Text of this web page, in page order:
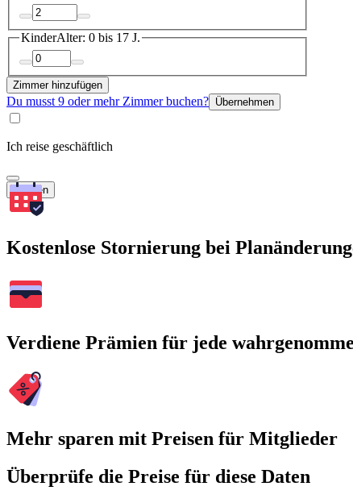
KinderAlter: 0 bis 17 J.
Zimmer hinzufügen
Du musst 9 oder mehr Zimmer buchen? Übernehmen
Ich reise geschäftlich
Suchen
Kostenlose Stornierung bei
Verdiene Prämien für jede
Mehr sparen mit Preisen für Mitglieder
Überprüfe die Preise für diese Daten